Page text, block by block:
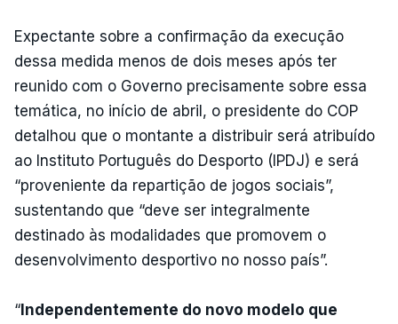
Expectante sobre a confirmação da execução
dessa medida menos de dois meses após ter
reunido com o Governo precisamente sobre essa
temática, no início de abril, o presidente do COP
detalhou que o montante a distribuir será atribuído
ao Instituto Português do Desporto (IPDJ) e será
“proveniente da repartição de jogos sociais”,
sustentando que “deve ser integralmente
destinado às modalidades que promovem o
desenvolvimento desportivo no nosso país”.
“Independentemente do novo modelo que